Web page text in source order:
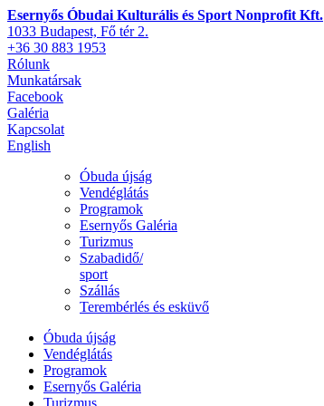
Esernyős Óbudai Kulturális és Sport Nonprofit Kft.
1033 Budapest, Fő tér 2.
+36 30 883 1953
Rólunk
Munkatársak
Facebook
Galéria
Kapcsolat
English
Óbuda újság
Vendéglátás
Programok
Esernyős Galéria
Turizmus
Szabadidő/
sport
Szállás
Terembérlés és esküvő
Óbuda újság
Vendéglátás
Programok
Esernyős Galéria
Turizmus